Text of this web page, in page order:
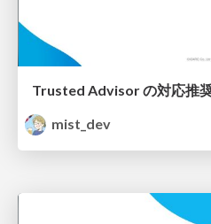
Trusted Advisor の対応推
mist_dev